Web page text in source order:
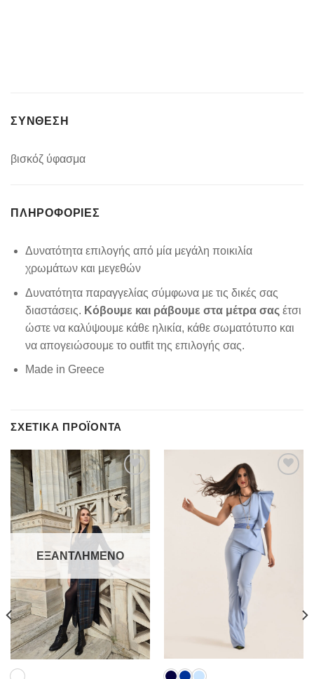
ΣΥΝΘΕΣΗ
βισκόζ ύφασμα
ΠΛΗΡΟΦΟΡΊΕΣ
Δυνατότητα επιλογής από μία μεγάλη ποικιλία
χρωμάτων και μεγεθών
Δυνατότητα παραγγελίας σύμφωνα με τις δικές σας
διαστάσεις. Κόβουμε και ράβουμε στα μέτρα σας έτσι
ώστε να καλύψουμε κάθε ηλικία, κάθε σωματότυπο και
να απογειώσουμε το outfit της επιλογής σας.
Made in Greece
ΣΧΕΤΙΚΆ ΠΡΟΪΌΝΤΑ
Add to
wishlist
ΕΞΑΝΤΛΗΜΈΝΟ
wishlist